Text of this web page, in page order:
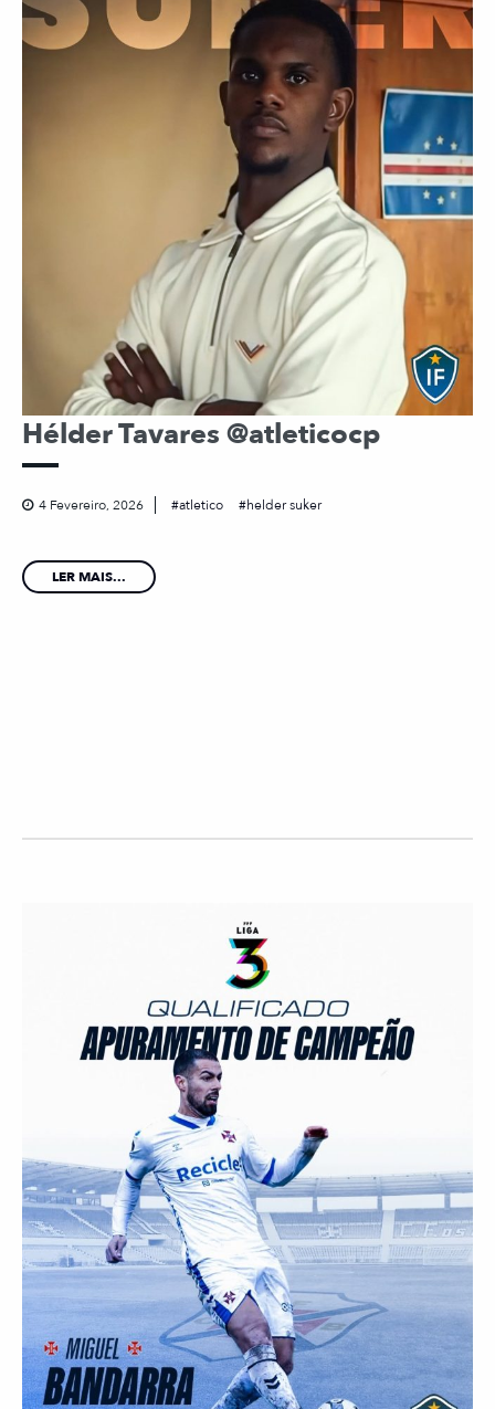
Hélder Tavares @atleticocp
4 Fevereiro, 2026 atletico helder suker
LER MAIS...